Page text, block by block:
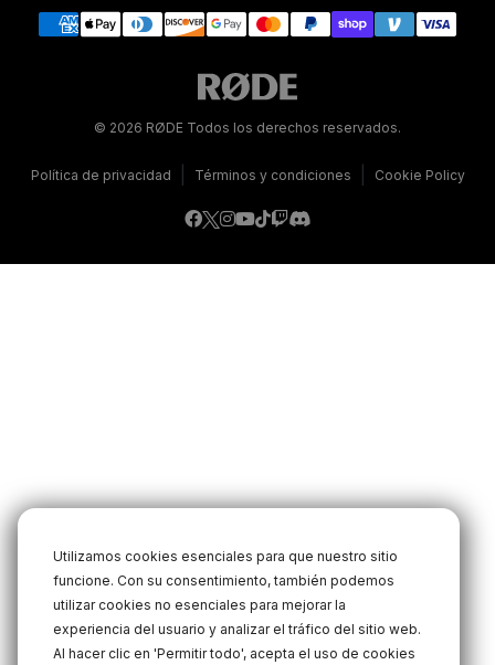
Utilizamos cookies esenciales para que nuestro sitio
funcione. Con su consentimiento, también podemos
utilizar cookies no esenciales para mejorar la
experiencia del usuario y analizar el tráfico del sitio web.
Al hacer clic en 'Permitir todo', acepta el uso de cookies
© 2026 RØDE Todos los derechos reservados.
Política de privacidad Términos y condiciones Cookie Policy